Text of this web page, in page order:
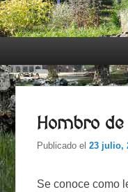
Hombro
Publicado el 23 julio,
Se conoce como